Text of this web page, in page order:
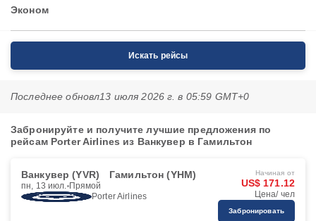
Эконом
Искать рейсы
Последнее обновл13 июля 2026 г. в 05:59 GMT+0
Забронируйте и получите лучшие предложения по
рейсам Porter Airlines из Ванкувер в Гамильтон
Ванкувер (YVR) Гамильтон (YHM)
пн, 13 июл. Прямой
Porter Airlines
Начиная от
US$ 171.12
Цена/ чел
Забронировать